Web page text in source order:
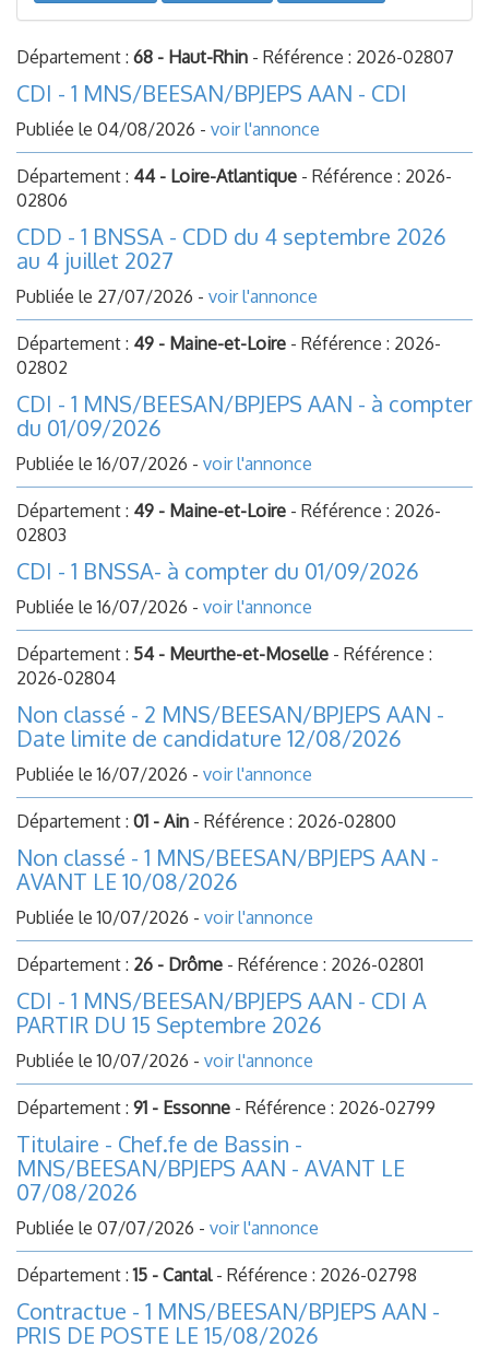
Département : 68 - Haut-Rhin - Référence : 2026-02807
CDI - 1 MNS/BEESAN/BPJEPS AAN - CDI
Publiée le 04/08/2026 - voir l'annonce
Département : 44 - Loire-Atlantique - Référence : 2026-
02806
CDD - 1 BNSSA - CDD du 4 septembre 2026
au 4 juillet 2027
Publiée le 27/07/2026 - voir l'annonce
Département : 49 - Maine-et-Loire - Référence : 2026-
02802
CDI - 1 MNS/BEESAN/BPJEPS AAN - à compter
du 01/09/2026
Publiée le 16/07/2026 - voir l'annonce
Département : 49 - Maine-et-Loire - Référence : 2026-
02803
CDI - 1 BNSSA- à compter du 01/09/2026
Publiée le 16/07/2026 - voir l'annonce
Département : 54 - Meurthe-et-Moselle - Référence :
2026-02804
Non classé - 2 MNS/BEESAN/BPJEPS AAN -
Date limite de candidature 12/08/2026
Publiée le 16/07/2026 - voir l'annonce
Département : 01 - Ain - Référence : 2026-02800
Non classé - 1 MNS/BEESAN/BPJEPS AAN -
AVANT LE 10/08/2026
Publiée le 10/07/2026 - voir l'annonce
Département : 26 - Drôme - Référence : 2026-02801
CDI - 1 MNS/BEESAN/BPJEPS AAN - CDI A
PARTIR DU 15 Septembre 2026
Publiée le 10/07/2026 - voir l'annonce
Département : 91 - Essonne - Référence : 2026-02799
Titulaire - Chef.fe de Bassin -
MNS/BEESAN/BPJEPS AAN - AVANT LE
07/08/2026
Publiée le 07/07/2026 - voir l'annonce
Département :15 - Cantal- Référence : 2026-02798
Contractue - 1 MNS/BEESAN/BPJEPS AAN -
PRIS DE POSTE LE 15/08/2026